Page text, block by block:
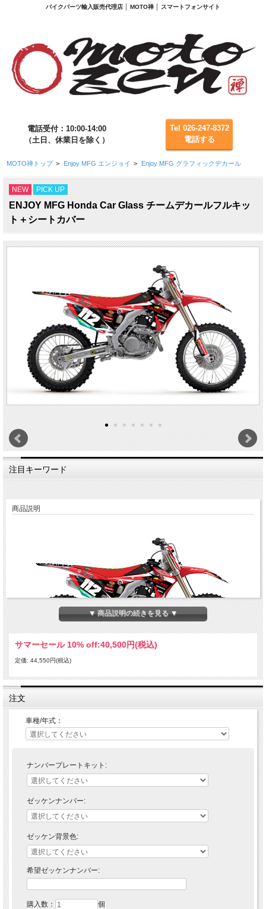
バイクパーツ輸入販売代理店 │ MOTO禅 │ スマートフォンサイト
電話受付：10:00-14:00
（土日、休業日を除く）
Tel 026-247-8372
電話する
MOTO禅トップ > Enjoy MFG エンジョイ > Enjoy MFG グラフィックデカール
NEW PICK UP
ENJOY MFG Honda Car Glass チームデカールフルキッ
ト＋シートカバー
注目キーワード
商品説明
Enjoy MFGのHonda Car Glass チームデカールフルキット＋シートカバー。
• 厚さ約0.508mmのマシンになじむウルトラカーブクリアビニール製のスーパーハ
イグロスシート（UVカット）でラミネート加工
• スチールルールダイカットマシンで各マシンに合うように精確に型抜き
• スーパーハイグロスシートの下のレイヤーに印刷を施す
• 優れた耐久性を実現するTec7社製(ドイツ)の接着剤で印刷面を厚くコーティング
キット内容：
フロントフェンダー、リアフェンダー、エアボックス、スイングアーム、シュラウ
【オプション】：ゼッケンナンバープレート（3枚セット）
※※注意事項※※
ダウンメニューからお選びください。
・ゼッケンナンバーはプリントされず無地背景ですのでご注意ください。
・ゼッケンナンバーを入れる場合、別途料金が必要です。プルダウンメニューから
「番号あり」を選び、「希望ゼッケンナンバー」欄に希望する数字を入力してくだ
さい。 フォントスタイルはサンプル写真と同一です。
▼ 商品説明の続きを見る ▼
サマーセール 10% off:40,500円(税込)
定価: 44,550円(税込)
注文
車種/年式：
ナンバープレートキット:
ゼッケンナンバー:
ゼッケン背景色:
希望ゼッケンナンバー:
購入数： 個